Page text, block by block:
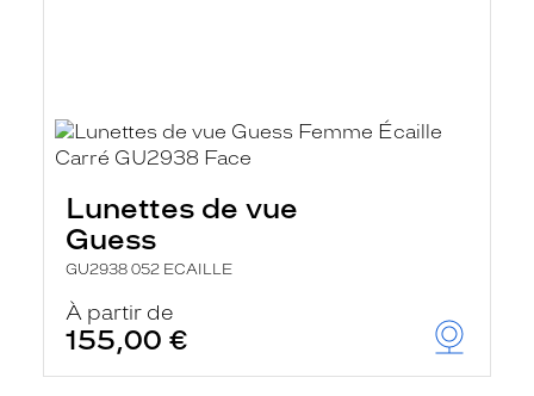
Lunettes de vue
Guess
GU2938 052 ECAILLE
À partir de
155,00 €